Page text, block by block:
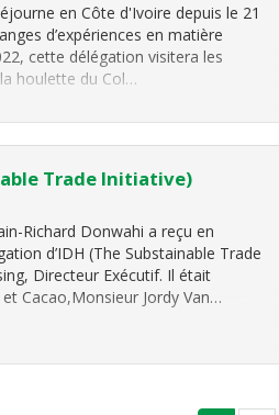
en Côte d'Ivoire depuis le 21
d’expériences en matière
cette délégation visitera les
houlette du Col…
Trade Initiative)
Richard Donwahi a reçu en
d’IDH (The Substainable Trade
Directeur Exécutif. Il était
Cacao,Monsieur Jordy Van…